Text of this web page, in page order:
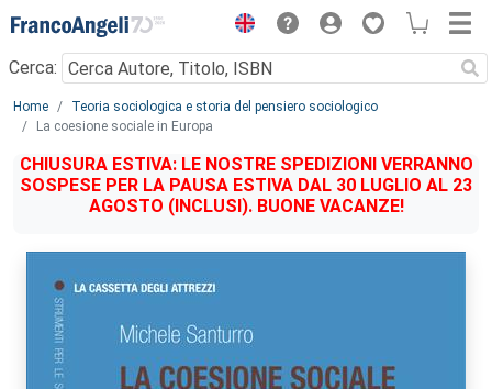
Menu
Cerca:
Main content
Home
Teoria sociologica e storia del pensiero sociologico
La coesione sociale in Europa
CHIUSURA ESTIVA: LE NOSTRE SPEDIZIONI VERRANNO
SOSPESE PER LA PAUSA ESTIVA DAL 30 LUGLIO AL 23
AGOSTO (INCLUSI). BUONE VACANZE!